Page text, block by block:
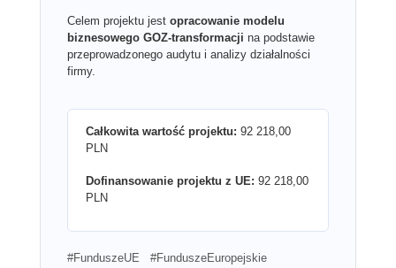
Celem projektu jest opracowanie modelu
biznesowego GOZ-transformacji na podstawie
przeprowadzonego audytu i analizy działalności
firmy.
Całkowita wartość projektu: 92 218,00
PLN
Dofinansowanie projektu z UE: 92 218,00
PLN
#FunduszeUE #FunduszeEuropejskie